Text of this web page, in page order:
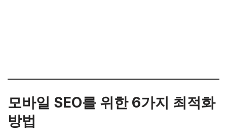
모바일 SEO를 위한 6가지 최적화
방법